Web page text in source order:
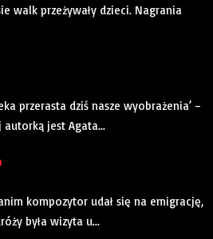
walk przeżywały dzieci. Nagrania
przerasta dziś nasze wyobrażenia’ –
autorką jest Agata...
kompozytor udał się na emigrację,
była wizyta u...